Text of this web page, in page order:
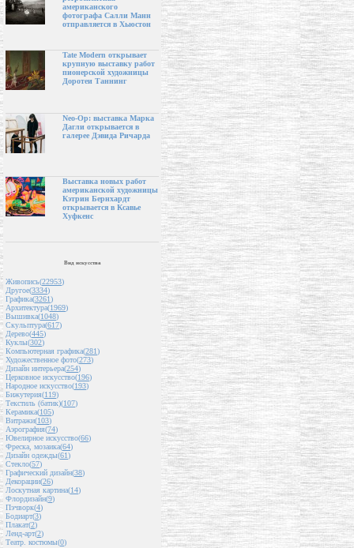
американского
фотографа Салли Манн
отправляется в Хьюстон
Tate Modern открывает
крупную выставку работ
пионерской художницы
Доротеи Таннинг
Neo-Op: выставка Марка
Дагли открывается в
галерее Дэвида Ричарда
Выставка новых работ
американской художницы
Кэтрин Бернхардт
открывается в Ксавье
Хуфкенс
Вид искусства
Живопись(22953)
Другое(3334)
Графика(3261)
Архитектура(1969)
Вышивка(1048)
Скульптура(617)
Дерево(445)
Куклы(302)
Компьютерная графика(281)
Художественное фото(273)
Дизайн интерьера(254)
Церковное искусство(196)
Народное искусство(193)
Бижутерия(119)
Текстиль (батик)(107)
Керамика(105)
Витражи(103)
Аэрография(74)
Ювелирное искусство(66)
Фреска, мозаика(64)
Дизайн одежды(61)
Стекло(57)
Графический дизайн(38)
Декорации(26)
Лоскутная картина(14)
Флордизайн(9)
Пэчворк(4)
Бодиарт(3)
Плакат(2)
Ленд-арт(2)
Театр. костюмы(0)